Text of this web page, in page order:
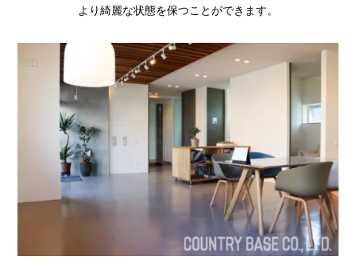
より綺麗な状態を保つことができます。